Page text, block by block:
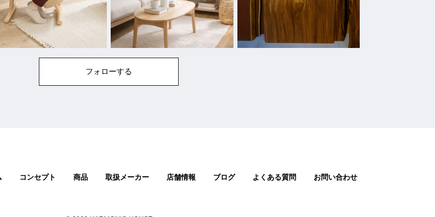
フォローする
コンセプト 商品 取扱メーカー 店舗情報 ブログ よくある質問 お問い合わせ